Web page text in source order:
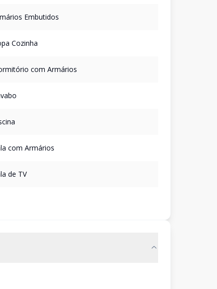
Embutidos
Cozinha
com Armários
com Armários
de TV